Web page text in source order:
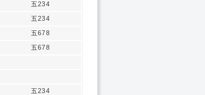
五234
五234
五678
五678
五234